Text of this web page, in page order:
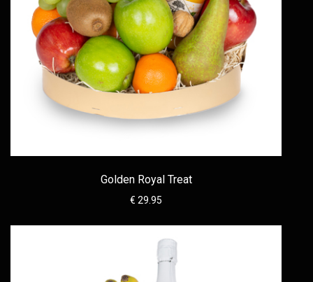
Golden Royal Treat
€ 29.95